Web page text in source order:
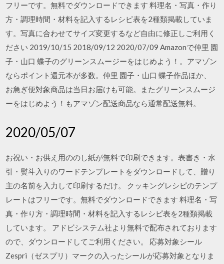
フリーです。無料でダウンロードできます 料理名・写真・作り
方・調理時間・材料を記入するレシピ表を2種類掲載していま
す。写真に合わせてサイズ変更するなど自由に修正しご利用く
ださい 2019/10/15 2018/09/12 2020/07/09 Amazonで仲里 園
子・山口 蝶子のグリーンスムージーをはじめよう！。アマゾン
ならポイント還元本が多数。仲里 園子・山口 蝶子作品ほか、
お急ぎ便対象商品は当日お届けも可能。またグリーンスムージ
ーをはじめよう！もアマゾン配送商品なら通常配送無料。
2020/05/07
お祝い・お供え用ののし紙が無料で印刷できます。表書き・水
引・熨斗入りのワードテンプレートをダウンロードして、贈り
主の名前を入力して印刷するだけ。 クッキングレシピのテンプ
レートはフリーです。無料でダウンロードできます 料理名・写
真・作り方・調理時間・材料を記入するレシピ表を2種類掲載
しています。 アドビシステム社より無料で配布されております
ので、ダウンロードしてご利用ください。 応募対象シール
Zespri（ゼスプリ）マークの入ったシールが応募対象となりま